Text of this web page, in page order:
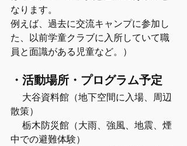
なります。
例えば、過去に交流キャンプに参加し
た、以前学童クラブに入所していて職
員と面識がある児童など。）
・活動場所・プログラム予定
大谷資料館（地下空間に入場、周辺
散策）
栃木防災館（大雨、強風、地震、煙
中での避難体験）